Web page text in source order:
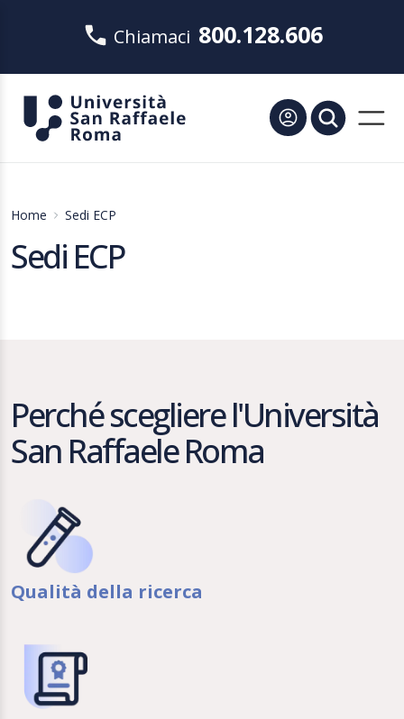
Chiamaci 800.128.606
Home Sedi ECP
Sedi ECP
Perché scegliere l'Università
San Raffaele Roma
Qualità della ricerca